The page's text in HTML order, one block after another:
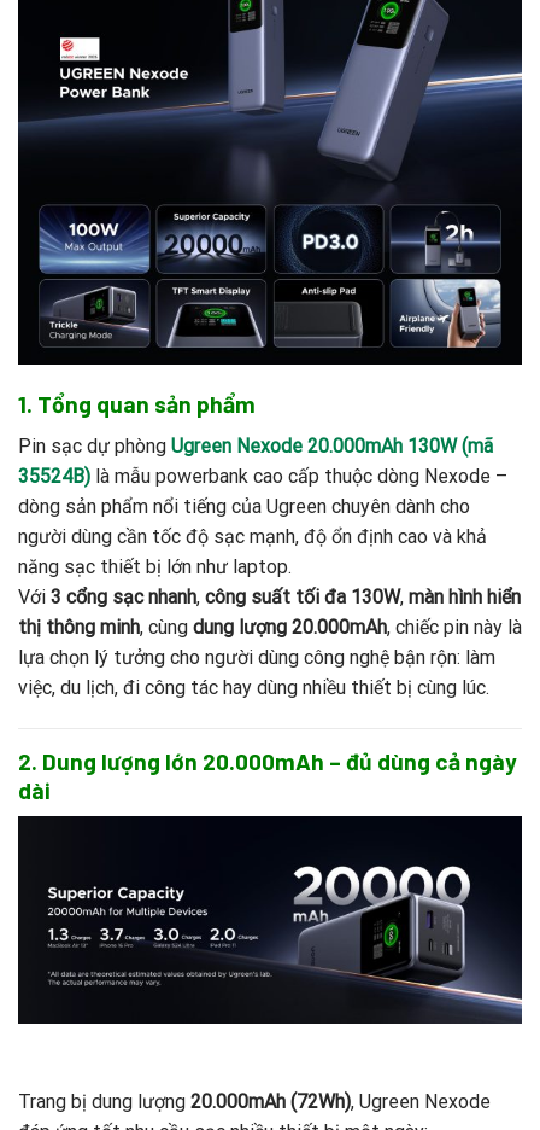
1. Tổng quan sản phẩm
Pin sạc dự phòng Ugreen Nexode 20.000mAh 130W (mã
35524B) là mẫu powerbank cao cấp thuộc dòng Nexode –
dòng sản phẩm nổi tiếng của Ugreen chuyên dành cho
người dùng cần tốc độ sạc mạnh, độ ổn định cao và khả
năng sạc thiết bị lớn như laptop.
Với 3 cổng sạc nhanh, công suất tối đa 130W, màn hình hiển
thị thông minh, cùng dung lượng 20.000mAh, chiếc pin này là
lựa chọn lý tưởng cho người dùng công nghệ bận rộn: làm
việc, du lịch, đi công tác hay dùng nhiều thiết bị cùng lúc.
2. Dung lượng lớn 20.000mAh – đủ dùng cả ngày
dài
Trang bị dung lượng 20.000mAh (72Wh), Ugreen Nexode